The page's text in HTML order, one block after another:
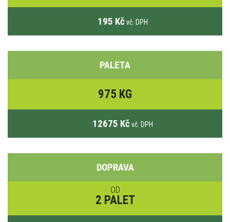
195 Kč vč. DPH
PALETA
975 KG
12675 Kč vč. DPH
DOPRAVA
OD
2 PALET